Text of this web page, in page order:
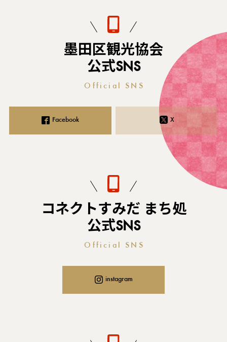
墨田区観光協会
公式SNS
Official SNS
Facebook X
コネクトすみだ まち処
公式SNS
Official SNS
instagram